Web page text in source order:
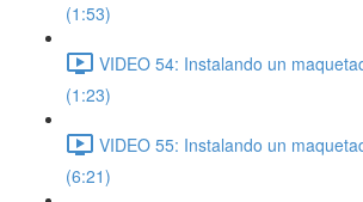
(1:53)
VIDEO 54: Instalando un
(1:23)
VIDEO 55: Instalando un
(6:21)